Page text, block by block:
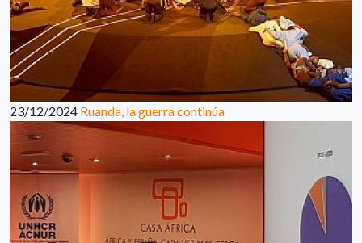
23/12/2024 Ruanda, la guerra continúa